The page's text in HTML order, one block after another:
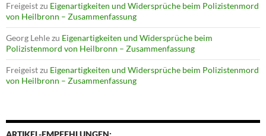
Freigeistzu Eigenartigkeiten und Widersprüche beim Polizistenmord
von Heilbronn – Zusammenfassung
Georg Lehlezu Eigenartigkeiten und Widersprüche beim
Polizistenmord von Heilbronn – Zusammenfassung
Freigeistzu Eigenartigkeiten und Widersprüche beim Polizistenmord
von Heilbronn – Zusammenfassung